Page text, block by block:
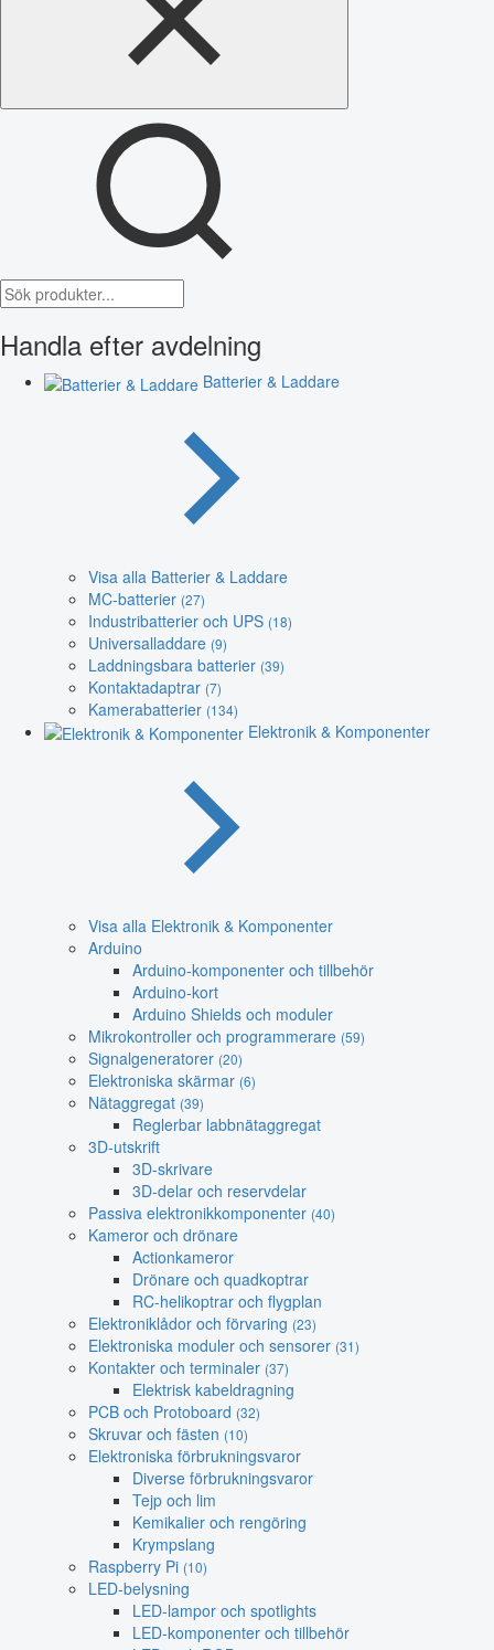
Handla efter avdelning
Batterier & Laddare
Visa alla Batterier & Laddare
MC-batterier (27)
Industribatterier och UPS (18)
Universalladdare (9)
Laddningsbara batterier (39)
Kontaktadaptrar (7)
Kamerabatterier (134)
Elektronik & Komponenter
Visa alla Elektronik & Komponenter
Arduino
Arduino-komponenter och tillbehör
Arduino-kort
Arduino Shields och moduler
Mikrokontroller och programmerare (59)
Signalgeneratorer (20)
Elektroniska skärmar (6)
Nätaggregat (39)
Reglerbar labbnätaggregat
3D-utskrift
3D-skrivare
3D-delar och reservdelar
Passiva elektronikkomponenter (40)
Kameror och drönare
Actionkameror
Drönare och quadkoptrar
RC-helikoptrar och flygplan
Elektroniklådor och förvaring (23)
Elektroniska moduler och sensorer (31)
Kontakter och terminaler (37)
Elektrisk kabeldragning
PCB och Protoboard (32)
Skruvar och fästen (10)
Elektroniska förbrukningsvaror
Diverse förbrukningsvaror
Tejp och lim
Kemikalier och rengöring
Krympslang
Raspberry Pi (10)
LED-belysning
LED-lampor och spotlights
LED-komponenter och tillbehör